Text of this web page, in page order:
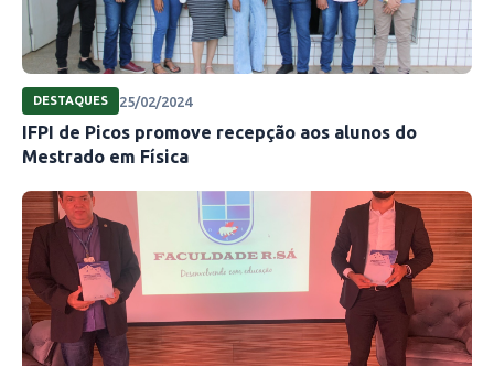
DESTAQUES 25/02/2024
IFPI de Picos promove recepção aos alunos do
Mestrado em Física